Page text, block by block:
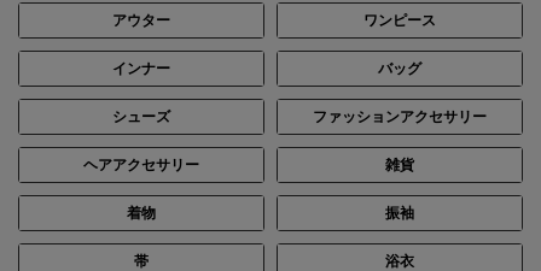
アウター ワンピース
インナー バッグ
シューズ ファッションアクセサリー
ヘアアクセサリー 雑貨
着物 振袖
帯 浴衣